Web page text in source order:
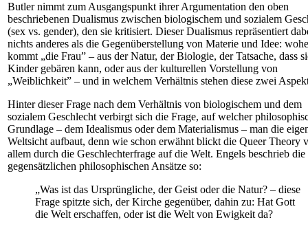
Butler nimmt zum Ausgangspunkt ihrer Argumentation den oben
beschriebenen Dualismus zwischen biologischem und sozialem
(sex vs. gender), den sie kritisiert. Dieser Dualismus repräsentiert
nichts anderes als die Gegenüberstellung von Materie und Idee:
kommt „die Frau” – aus der Natur, der Biologie, der Tatsache, dass
Kinder gebären kann, oder aus der kulturellen Vorstellung von
„Weiblichkeit” – und in welchem Verhältnis stehen diese zwei
Hinter dieser Frage nach dem Verhältnis von biologischem und dem
sozialem Geschlecht verbirgt sich die Frage, auf welcher
Grundlage – dem Idealismus oder dem Materialismus – man die
Weltsicht aufbaut, denn wie schon erwähnt blickt die Queer Theory
allem durch die Geschlechterfrage auf die Welt. Engels beschrieb
gegensätzlichen philosophischen Ansätze so:
„Was ist das Ursprüngliche, der Geist oder die Natur? – diese
Frage spitzte sich, der Kirche gegenüber, dahin zu: Hat Gott
die Welt erschaffen, oder ist die Welt von Ewigkeit da?